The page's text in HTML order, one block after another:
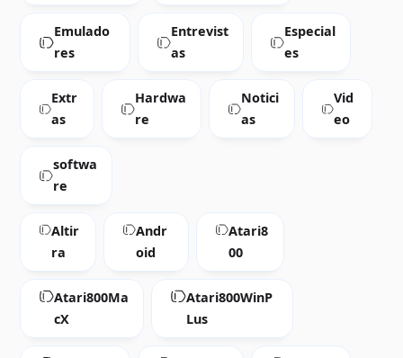
Emulado
res
Entrevist
as
Especial
es
Extr
as
Hardwa
re
Notici
as
Vid
eo
softwa
re
Altir
ra
Andr
oid
Atari8
00
Atari800Ma
cX
Atari800WinP
Lus